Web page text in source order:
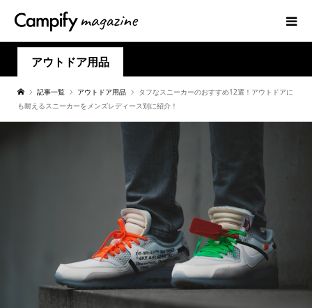
アウトドア用品
記事一覧 アウトドア用品
タフなスニーカーのおすすめ12選！アウトドアに
も耐えるスニーカーをメンズレディース別に紹介！